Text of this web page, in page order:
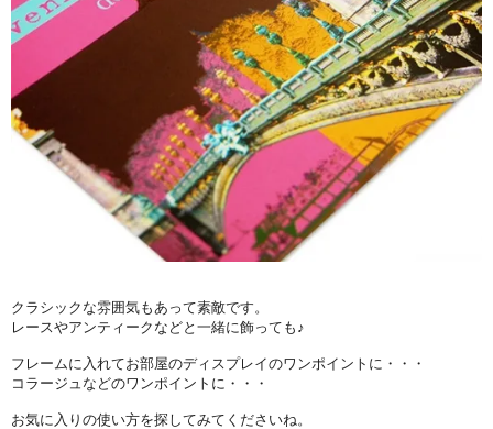
クラシックな雰囲気もあって素敵です。
レースやアンティークなどと一緒に飾っても♪
フレームに入れてお部屋のディスプレイのワンポイントに・・・
コラージュなどのワンポイントに・・・
お気に入りの使い方を探してみてくださいね。